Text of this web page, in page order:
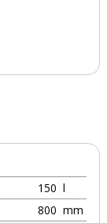
150 l
800 mm